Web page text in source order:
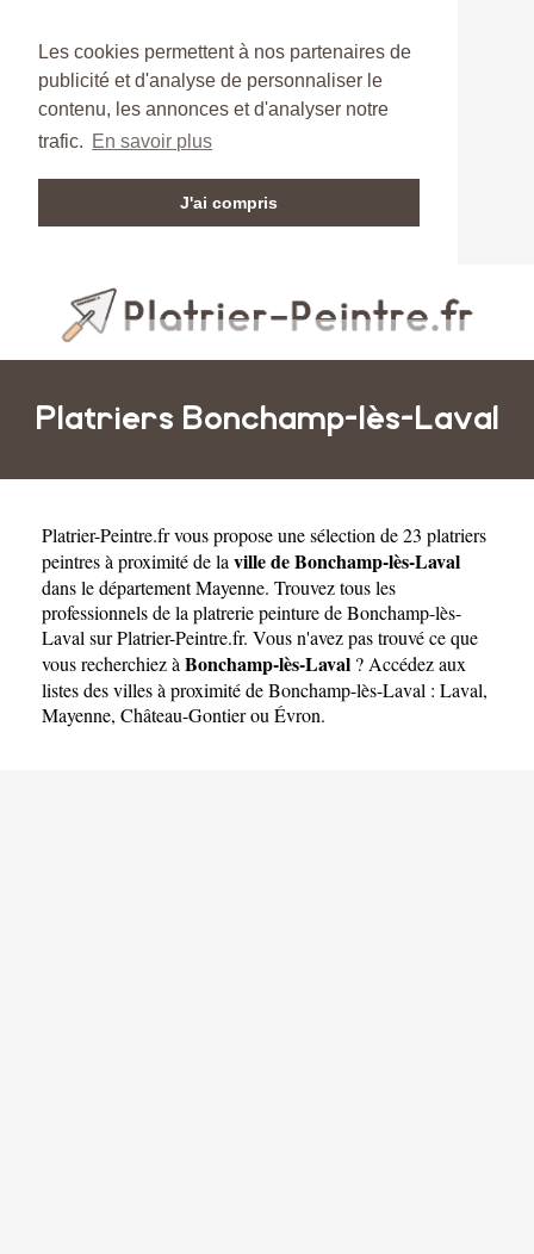
Les cookies permettent à nos partenaires de
publicité et d'analyse de personnaliser le
contenu, les annonces et d'analyser notre
trafic. En savoir plus
J'ai compris
Platriers Bonchamp-lès-Laval
Platrier-Peintre.frvous propose une sélection de 23 platriers
peintres à proximité de la ville de Bonchamp-lès-Laval
dans le départementMayenne. Trouvez tous les
professionnels de la platrerie peinture de Bonchamp-lès-
Laval sur Platrier-Peintre.fr. Vous n'avez pas trouvé ce que
vous recherchiez à Bonchamp-lès-Laval ? Accédez aux
listes des villes à proximité de Bonchamp-lès-Laval : Laval,
Mayenne, Château-Gontierou Évron.